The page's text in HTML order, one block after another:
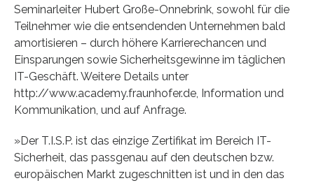
Seminarleiter Hubert Große-Onnebrink, sowohl für die
Teilnehmer wie die entsendenden Unternehmen bald
amortisieren – durch höhere Karrierechancen und
Einsparungen sowie Sicherheitsgewinne im täglichen
IT-Geschäft. Weitere Details unter
http://www.academy.fraunhofer.de, Information und
Kommunikation, und auf Anfrage.
»Der T.I.S.P. ist das einzige Zertifikat im Bereich IT-
Sicherheit, das passgenau auf den deutschen bzw.
europäischen Markt zugeschnitten ist und in den das